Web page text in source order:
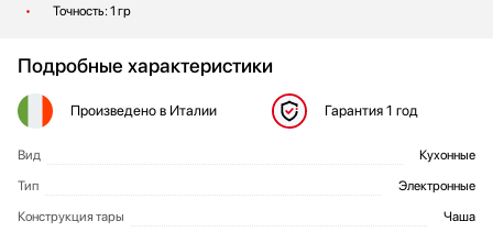
Точность: 1 гр
Подробные характеристики
Произведено в Италии Гарантия 1 год
Общие характеристики
Вид
Кухонные
Тип
Электронные
Конструкция тары
Чаша